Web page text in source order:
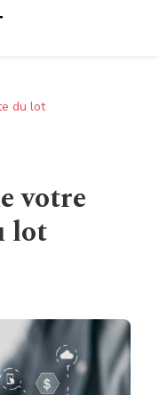
du lot
votre
lot